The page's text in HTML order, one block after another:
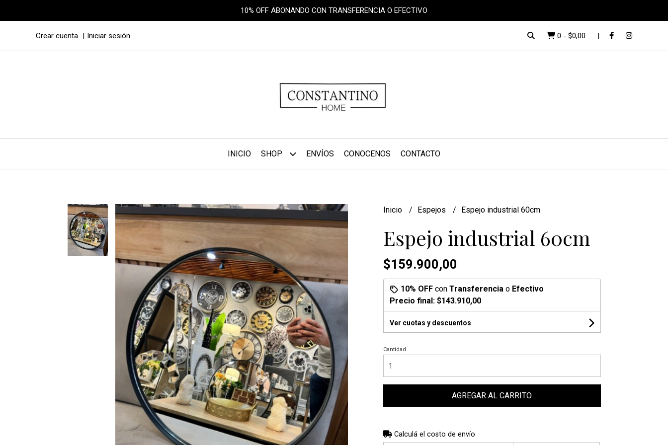
10% OFF ABONANDO CON TRANSFERENCIA O EFECTIVO
Crear cuenta Iniciar sesión 0 - $0,00
INICIO SHOP ENVÍOS CONOCENOS CONTACTO
Inicio Espejos Espejo industrial 60cm
Espejo industrial 60cm
$159.900,00
10% OFFcon Transferenciao Efectivo
Precio final: $143.910,00
Ver cuotas y descuentos
Cantidad
AGREGAR AL CARRITO
Calculá el costo de envío